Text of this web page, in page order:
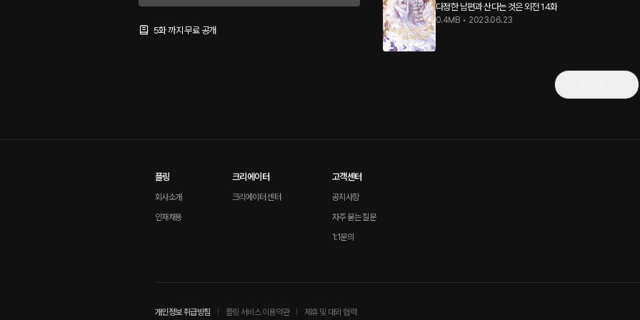
5화 까지 무료 공개
다정한 남편과 산다는 것은 외전 14화
0.4MB • 2023.06.23
플링
회사소개
인재채용
크리에이터
크리에이터 센터
고객센터
공지사항
자주 묻는 질문
1:1문의
개인정보 취급방침 플링 서비스 이용약관 제휴 및 대외 협력